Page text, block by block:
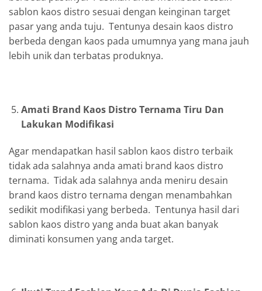
sablon kaos distro sesuai dengan keinginan target
pasar yang anda tuju. Tentunya desain kaos distro
berbeda dengan kaos pada umumnya yang mana jauh
lebih unik dan terbatas produknya.
Amati Brand Kaos Distro Ternama Tiru Dan
Lakukan Modifikasi
Agar mendapatkan hasil sablon kaos distro terbaik
tidak ada salahnya anda amati brand kaos distro
ternama. Tidak ada salahnya anda meniru desain
brand kaos distro ternama dengan menambahkan
sedikit modifikasi yang berbeda. Tentunya hasil dari
sablon kaos distro yang anda buat akan banyak
diminati konsumen yang anda target.